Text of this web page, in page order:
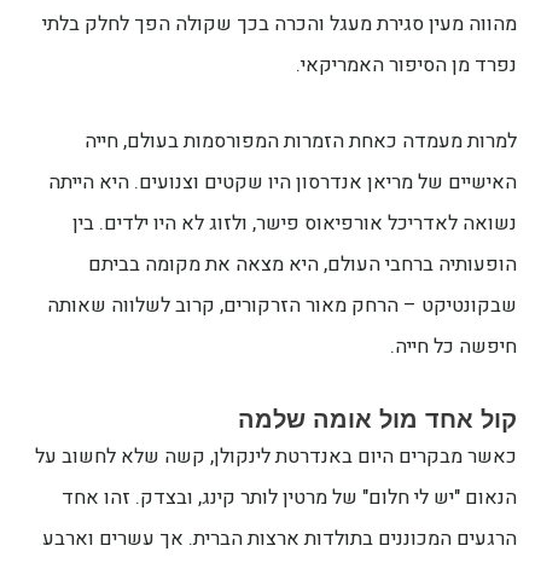
מהווה מעין סגירת מעגל והכרה בכך שקולה הפך לחלק בלתי
נפרד מן הסיפור האמריקאי.
למרות מעמדה כאחת הזמרות המפורסמות בעולם, חייה
האישיים של מריאן אנדרסון היו שקטים וצנועים. היא הייתה
נשואה לאדריכל אורפיאוס פישר, ולזוג לא היו ילדים. בין
הופעותיה ברחבי העולם, היא מצאה את מקומה בביתם
שבקונטיקט – הרחק מאור הזרקורים, קרוב לשלווה שאותה
חיפשה כל חייה.
קול אחד מול אומה שלמה
כאשר מבקרים היום באנדרטת לינקולן, קשה שלא לחשוב על
הנאום "יש לי חלום" של מרטין לותר קינג, ובצדק. זהו אחד
הרגעים המכוננים בתולדות ארצות הברית. אך עשרים וארבע